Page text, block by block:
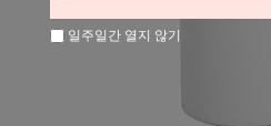
일주일간 열지 않기